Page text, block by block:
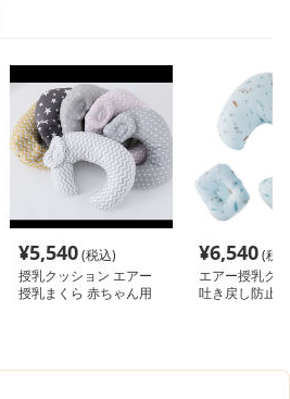
¥5,540(税込)
授乳クッション エアー
授乳まくら 赤ちゃん用
¥6,540(税
エアー授乳ク
吐き戻し防止